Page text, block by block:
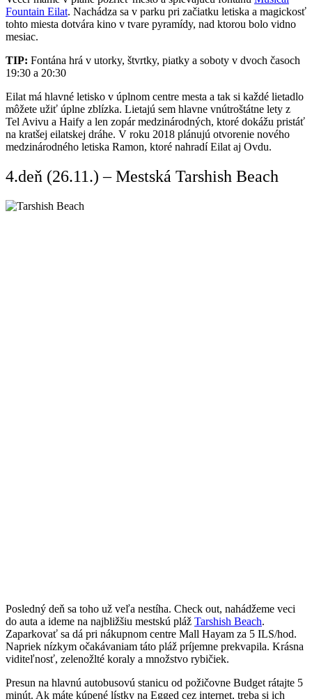
Fountain Eilat. Nachádza sa v parku pri začiatku letiska a magickosť
tohto miesta dotvára kino v tvare pyramídy, nad ktorou bolo vidno
mesiac.
TIP: Fontána hrá v utorky, štvrtky, piatky a soboty v dvoch časoch
19:30 a 20:30
Eilat má hlavné letisko v úplnom centre mesta a tak si každé lietadlo
môžete užiť úplne zblízka. Lietajú sem hlavne vnútroštátne lety z
Tel Avivu a Haify a len zopár medzinárodných, ktoré dokážu pristáť
na kratšej eilatskej dráhe. V roku 2018 plánujú otvorenie nového
medzinárodného letiska Ramon, ktoré nahradí Eilat aj Ovdu.
4.deň (26.11.) – Mestská Tarshish Beach
Posledný deň sa toho už veľa nestíha. Check out, nahádžeme veci
do auta a ideme na najbližšiu mestskú pláž Tarshish Beach.
Zaparkovať sa dá pri nákupnom centre Mall Hayam za 5 ILS/hod.
Napriek nízkym očakávaniam táto pláž príjemne prekvapila. Krásna
viditeľnosť, zelenožlté koraly a množstvo rybičiek.
Presun na hlavnú autobusovú stanicu od požičovne Budget rátajte 5
minút. Ak máte kúpené lístky na Egged cez internet, treba si ich